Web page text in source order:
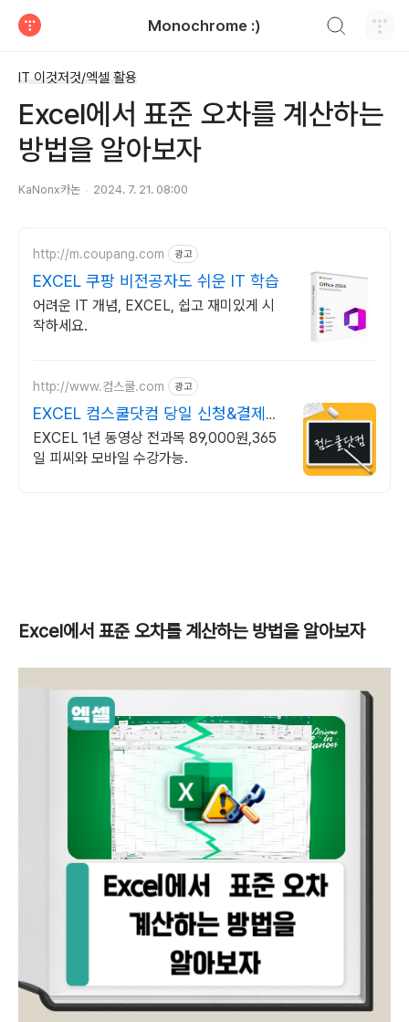
Monochrome :)
IT 이것저것/엑셀 활용
Excel에서 표준 오차를 계산하는
방법을 알아보자
KaNonx카논 2024. 7. 21. 08:00
http://m.coupang.com 광고
EXCEL 쿠팡 비전공자도 쉬운 IT 학습
어려운 IT 개념, EXCEL, 쉽고 재미있게 시
작하세요.
http://www.컴스쿨.com 광고
EXCEL 컴스쿨닷컴 당일 신청&결제시
기프티콘!
EXCEL 1년 동영상 전과목 89,000원,365
일 피씨와 모바일 수강가능.
Excel에서 표준 오차를 계산하는 방법을 알아보자